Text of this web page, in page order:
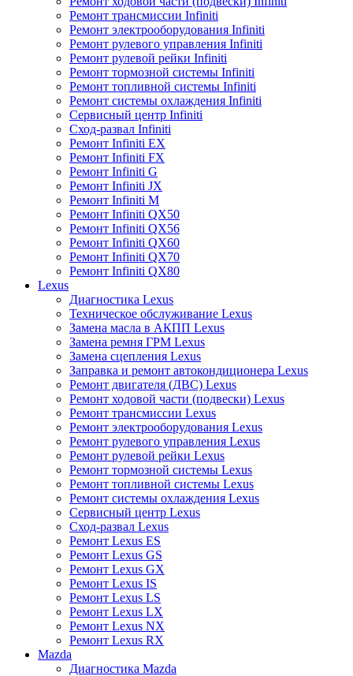
Ремонт трансмиссии Infiniti
Ремонт электрооборудования Infiniti
Ремонт рулевого управления Infiniti
Ремонт рулевой рейки Infiniti
Ремонт тормозной системы Infiniti
Ремонт топливной системы Infiniti
Ремонт системы охлаждения Infiniti
Сервисный центр Infiniti
Сход-развал Infiniti
Ремонт Infiniti EX
Ремонт Infiniti FX
Ремонт Infiniti G
Ремонт Infiniti JX
Ремонт Infiniti M
Ремонт Infiniti QX50
Ремонт Infiniti QX56
Ремонт Infiniti QX60
Ремонт Infiniti QX70
Ремонт Infiniti QX80
Lexus
Диагностика Lexus
Техническое обслуживание Lexus
Замена масла в АКПП Lexus
Замена ремня ГРМ Lexus
Замена сцепления Lexus
Заправка и ремонт автокондиционера Lexus
Ремонт двигателя (ДВС) Lexus
Ремонт ходовой части (подвески) Lexus
Ремонт трансмиссии Lexus
Ремонт электрооборудования Lexus
Ремонт рулевого управления Lexus
Ремонт рулевой рейки Lexus
Ремонт тормозной системы Lexus
Ремонт топливной системы Lexus
Ремонт системы охлаждения Lexus
Сервисный центр Lexus
Сход-развал Lexus
Ремонт Lexus ES
Ремонт Lexus GS
Ремонт Lexus GX
Ремонт Lexus IS
Ремонт Lexus LS
Ремонт Lexus LX
Ремонт Lexus NX
Ремонт Lexus RX
Mazda
Диагностика Mazda